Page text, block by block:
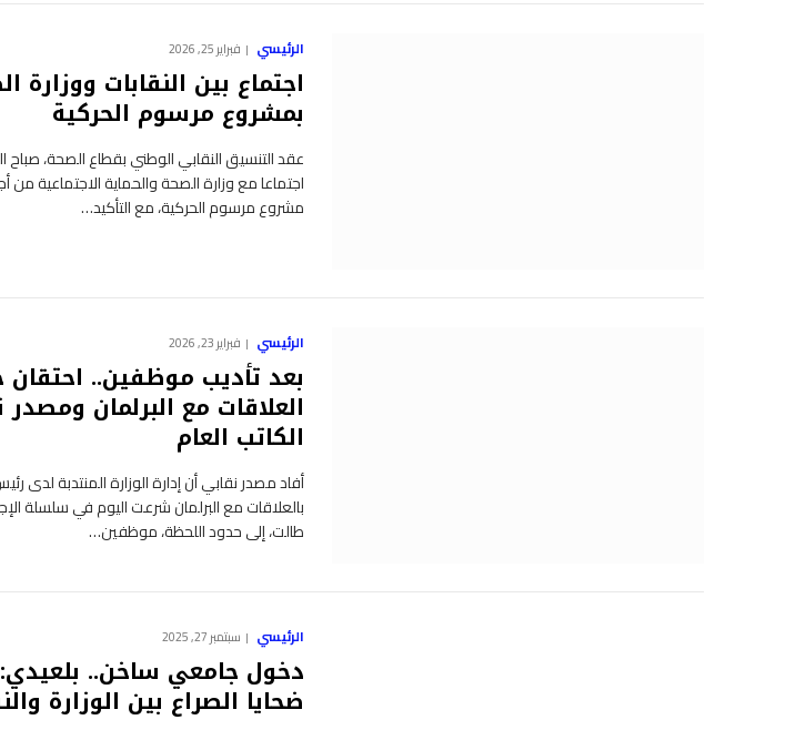
الرئيسي فبراير 25, 2026
اجتماع بين النقابات ووزارة
بمشروع مرسوم الحركية
اجتماعا مع وزارة الصحة والحماية الاجتماعية
مشروع مرسوم الحركية، مع التأكيد…
الرئيسي فبراير 23, 2026
بعد تأديب موظفين.. احتقان
العلاقات مع البرلمان
الكاتب العام
أفاد مصدر نقابي أن إدارة الوزارة المنتدبة لدى
بالعلاقات مع البرلمان شرعت اليوم في سلسلة
طالت، إلى حدود اللحظة، موظفين…
الرئيسي سبتمبر 27, 2025
دخول جامعي ساخن.. بلعيدي:
ضحايا الصراع بين الوزارة